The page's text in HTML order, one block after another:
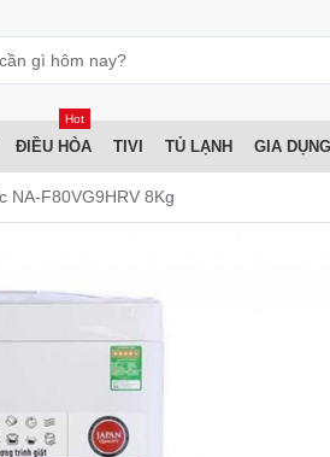
ĐIỀU HÒA
Hot
TIVI TỦ LẠNH GIA DỤNG
NA-F80VG9HRV 8Kg